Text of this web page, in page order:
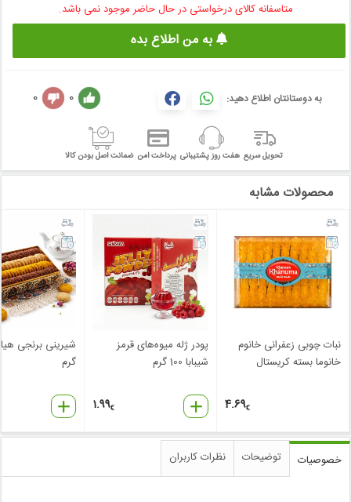
متاسفانه کالای درخواستی در حال حاضر موجود نمی باشد.
به من اطلاع بده
به دوستانتان اطلاع دهید: 0
0
تحویل سریع هفت روز پشتیبانی پرداخت امن ضمانت اصل بودن کالا
محصولات مشابه
نبات چوبی زعفرانی خانوم
خانوما بسته کریستال
4.69€
پودر ژله میوه‌های قرمز
شیبابا 100 گرم
1.99€
گرم
خصوصیات توضیحات نظرات کاربران